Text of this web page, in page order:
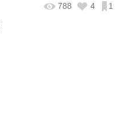
788 4 1